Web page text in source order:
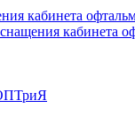
кабинета
кабинета